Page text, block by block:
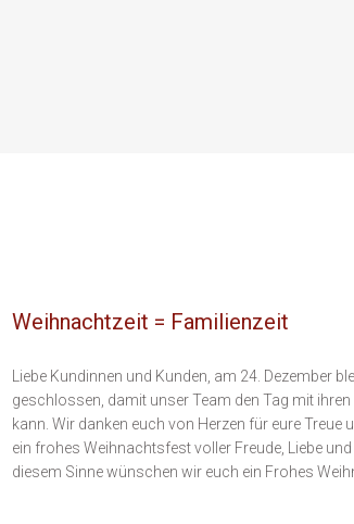
Weihnachtzeit = Familienzeit
Liebe Kundinnen und Kunden, am 24. Dezember
geschlossen, damit unser Team den Tag mit ihren
kann. Wir danken euch von Herzen für eure Treue
ein frohes Weihnachtsfest voller Freude, Liebe
diesem Sinne wünschen wir euch ein Frohes